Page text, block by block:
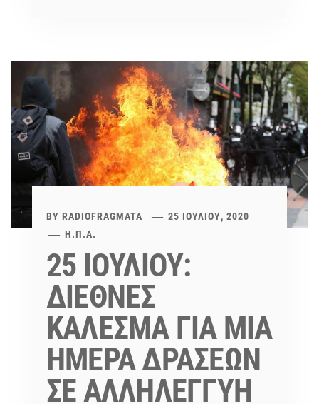
BY RADIOFRAGMATA
25 ΙΟΥΛΊΟΥ, 2020
Η.Π.Α.
25 ΙΟΥΛΙΟΥ:
ΔΙΕΘΝΕΣ
ΚΑΛΕΣΜΑ ΓΙΑ ΜΙΑ
ΗΜΕΡΑ ΔΡΑΣΕΩΝ
ΣΕ ΑΛΛΗΛΕΓΓΥΗ